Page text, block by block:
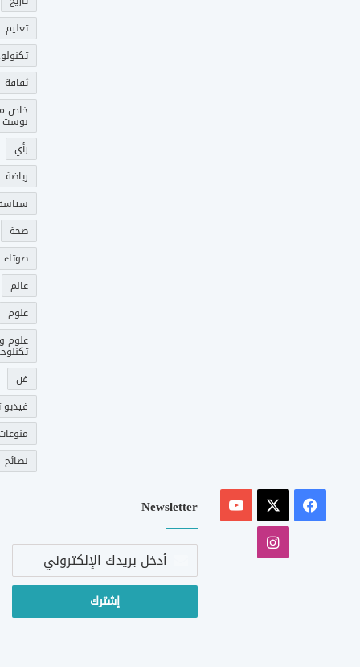
تعليم
ثقافة
خاص
بوست
رأي
رياضة
صحة
عالم
علوم
علوم و
فن
فيديو
نصائح
فيسبوك
‫YouTube
انستقرام
Newsletter
أدخل
الإلكتروني